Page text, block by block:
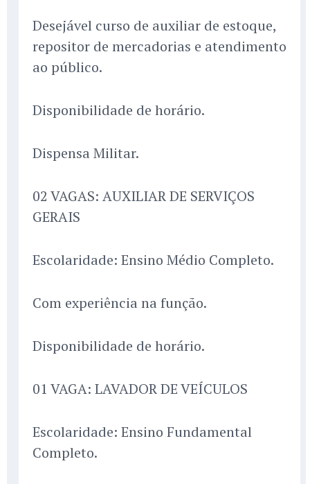
Desejável curso de auxiliar de estoque,
repositor de mercadorias e atendimento
ao público.
Disponibilidade de horário.
Dispensa Militar.
02 VAGAS: AUXILIAR DE SERVIÇOS
GERAIS
Escolaridade: Ensino Médio Completo.
Com experiência na função.
Disponibilidade de horário.
01 VAGA: LAVADOR DE VEÍCULOS
Escolaridade: Ensino Fundamental
Completo.